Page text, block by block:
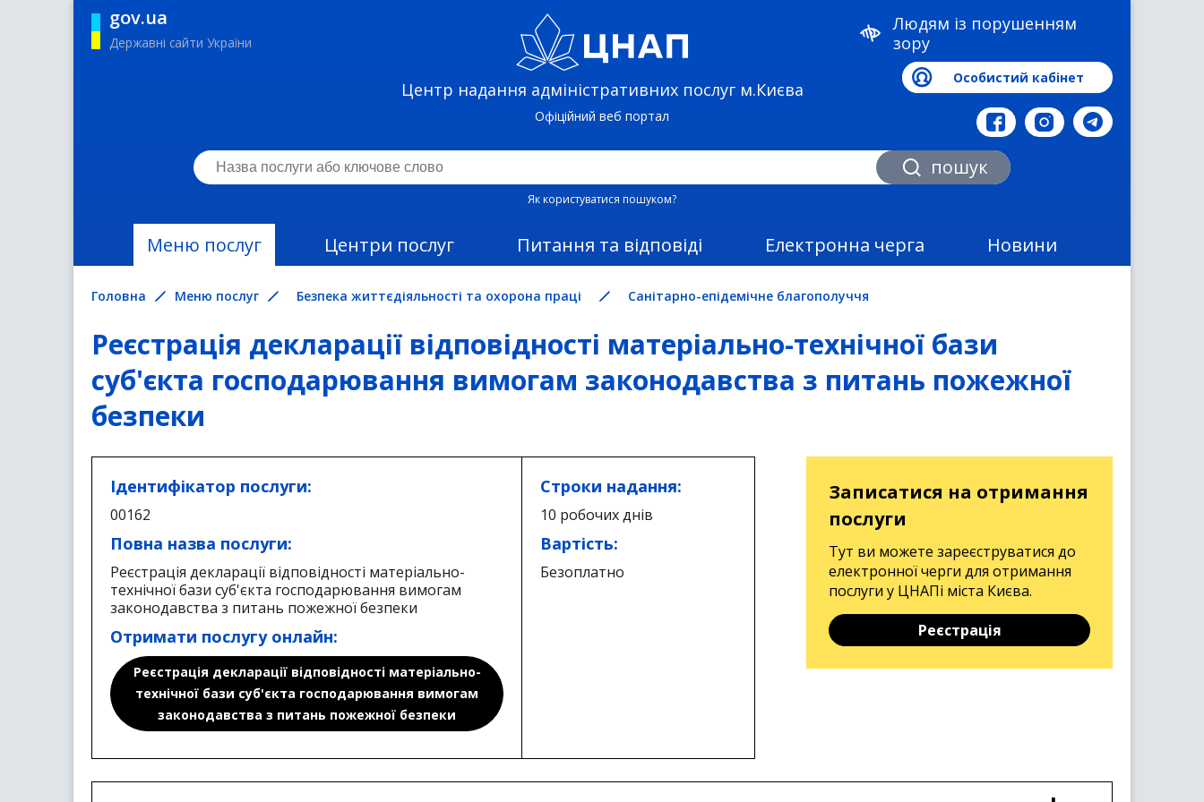
gov.ua
Державні сайти України
Центр надання адміністративних послуг м.Києва
Офіційний веб портал
Людям із порушенням
зору
Особистий кабінет
пошук
Як користуватися пошуком?
Меню послуг Центри послуг Питання та відповіді Електронна черга Новини
Головна Меню послуг Безпека життєдіяльності та охорона праці Санітарно-епідемічне благополуччя
Реєстрація декларації відповідності матеріально-технічної бази
суб'єкта господарювання вимогам законодавства з питань пожежної
безпеки
Ідентифікатор послуги:
00162
Повна назва послуги:
Реєстрація декларації відповідності матеріально-
технічної бази суб'єкта господарювання вимогам
законодавства з питань пожежної безпеки
Отримати послугу онлайн:
Реєстрація декларації відповідності матеріально-
технічної бази суб'єкта господарювання вимогам
законодавства з питань пожежної безпеки
Строки надання:
10 робочих днів
Вартість:
Безоплатно
Записатися на отримання
послуги
Тут ви можете зареєструватися до
електронної черги для отримання
послуги у ЦНАПі міста Києва.
Реєстрація